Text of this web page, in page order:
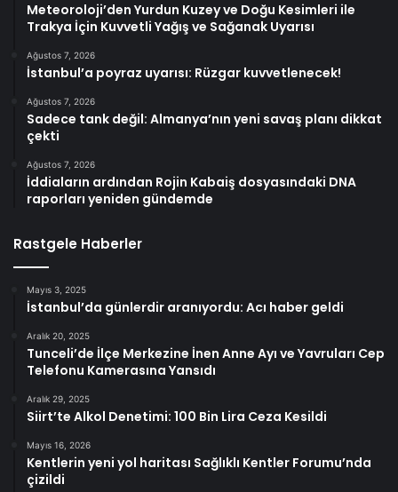
Meteoroloji’den Yurdun Kuzey ve Doğu Kesimleri ile
Trakya İçin Kuvvetli Yağış ve Sağanak Uyarısı
Ağustos 7, 2026
İstanbul’a poyraz uyarısı: Rüzgar kuvvetlenecek!
Ağustos 7, 2026
Sadece tank değil: Almanya’nın yeni savaş planı dikkat
çekti
Ağustos 7, 2026
İddiaların ardından Rojin Kabaiş dosyasındaki DNA
raporları yeniden gündemde
Rastgele Haberler
Mayıs 3, 2025
İstanbul’da günlerdir aranıyordu: Acı haber geldi
Aralık 20, 2025
Tunceli’de İlçe Merkezine İnen Anne Ayı ve Yavruları Cep
Telefonu Kamerasına Yansıdı
Aralık 29, 2025
Siirt’te Alkol Denetimi: 100 Bin Lira Ceza Kesildi
Mayıs 16, 2026
Kentlerin yeni yol haritası Sağlıklı Kentler Forumu’nda
çizildi